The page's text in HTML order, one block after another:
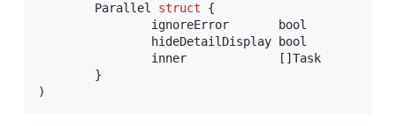
	Parallel
struct
{
		ignoreError
bool
		hideDetailDisplay
bool
		inner
[ ] Task
}
)